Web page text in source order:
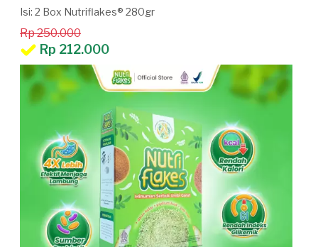
Isi: 2 Box Nutriflakes® 280gr
Rp 250.000
Rp 212.000